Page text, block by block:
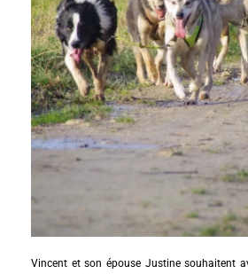
Vincent et son épouse Justine souhaitent